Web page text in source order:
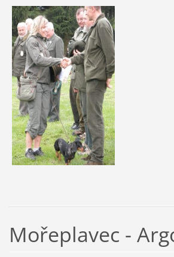
Mořeplavec -